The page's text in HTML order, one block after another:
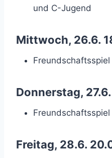
und C-Jugend
Mittwoch, 26.6.
Donnerstag,
Freitag, 28.6.